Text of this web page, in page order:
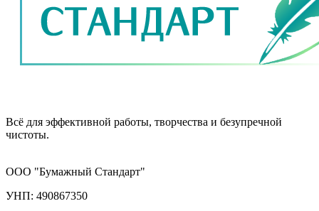
Всё для эффективной работы, творчества и безупречной
чистоты.
ООО "Бумажный Стандарт"
УНП: 490867350